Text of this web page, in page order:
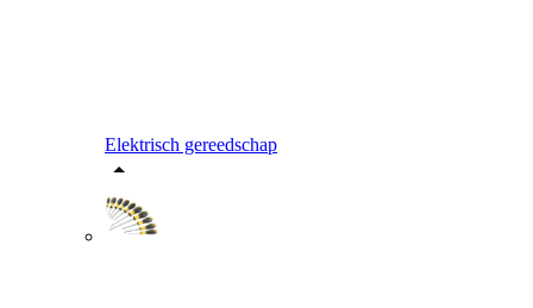
Elektrisch gereedschap